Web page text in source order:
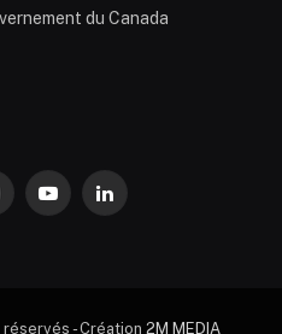
du Canada
YouTubeLinkedIn
- Création 2M MEDIA